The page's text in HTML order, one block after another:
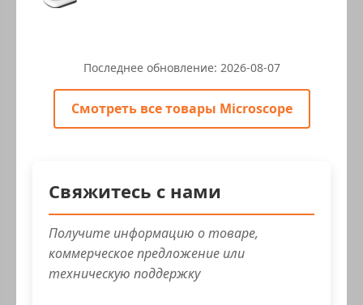
Последнее обновление: 2026-08-07
Смотреть все товары Microscope
Свяжитесь с нами
Получите информацию о товаре,
коммерческое предложение или
техническую поддержку